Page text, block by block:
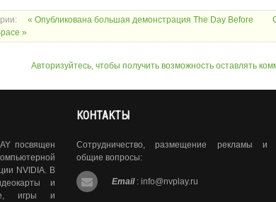
« Опубликована большая демонстрация The Day Before
»
Авторизуйтесь, чтобы получить возможность оставлять
посвящен
NVIDIA. В
и
игры и
КОНТАКТЫ
Сотрудничество, размещение рекламы и
общие вопросы:
Email : info@nvplay.ru